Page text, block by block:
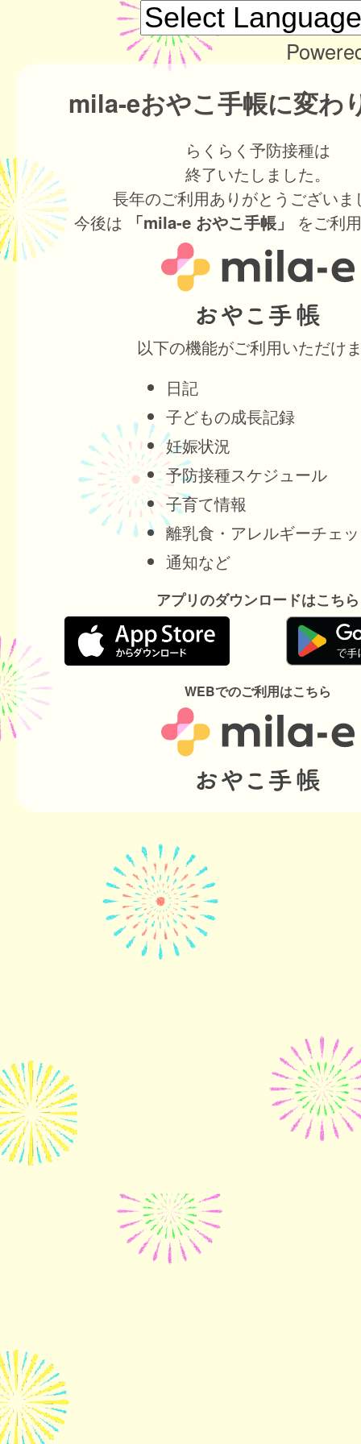
mila-eおやこ手帳に変わ
らくらく予防接種は
終了いたしました。
長年のご利用ありがとうございま
今後は
「mila-e おやこ手帳」 をご利
以下の機能がご利用いただけ
日記
子どもの成長記録
妊娠状況
予防接種スケジュール
子育て情報
離乳食・アレルギーチェ
通知など
アプリのダウンロードはこちら
WEBでのご利用はこちら